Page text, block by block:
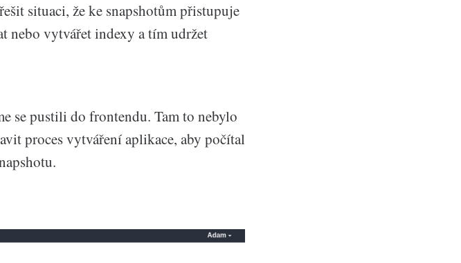
situaci, že ke snapshotům přistupuje
nebo vytvářet indexy a tím udržet
se pustili do frontendu. Tam to nebylo
proces vytváření aplikace, aby počítal